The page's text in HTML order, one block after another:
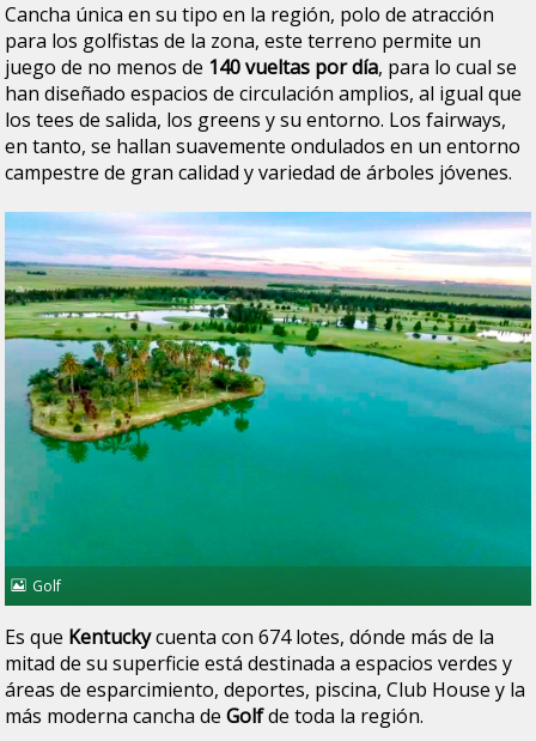
Cancha única en su tipo en la región, polo de atracción
para los golfistas de la zona, este terreno permite un
juego de no menos de 140 vueltas por día, para lo cual se
han diseñado espacios de circulación amplios, al igual que
los tees de salida, los greens y su entorno. Los fairways,
en tanto, se hallan suavemente ondulados en un entorno
campestre de gran calidad y variedad de árboles jóvenes.
Golf
Es que Kentuckycuenta con 674 lotes, dónde más de la
mitad de su superficie está destinada a espacios verdes y
áreas de esparcimiento, deportes, piscina, Club House y la
más moderna cancha deGolfde toda la región.